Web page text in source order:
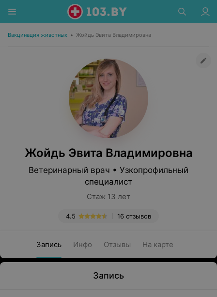
Вакцинация животных • Жойдь Эвита Владимировна
Жойдь Эвита Владимировна
Ветеринарный врач • Узкопрофильный
специалист
Стаж 13 лет
16 отзывов
4.5
Запись Инфо Отзывы На карте
Запись